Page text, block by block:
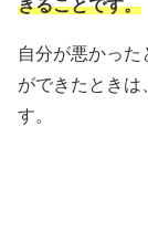
きることです。
自分が悪かっ
ができたときは
す。